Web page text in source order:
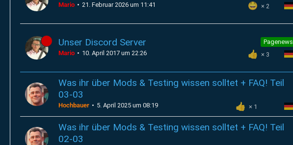
2
Mario 21. Februar 2026 um 11:41
Pagenews
Unser Discord Server
3
Mario 10. April 2017 um 22:26
Was ihr über Mods & Testing wissen solltet + FAQ! Teil
03-03
1
Hochbauer 5. April 2025 um 08:19
Was ihr über Mods & Testing wissen solltet + FAQ! Teil
02-03